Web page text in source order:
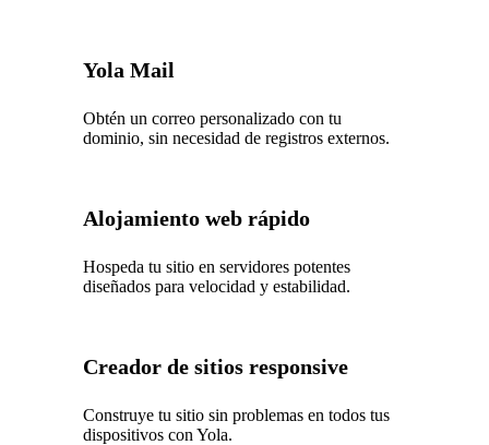
Yola Mail
Obtén un correo personalizado con tu
dominio, sin necesidad de registros externos.
Alojamiento web rápido
Hospeda tu sitio en servidores potentes
diseñados para velocidad y estabilidad.
Creador de sitios responsive
Construye tu sitio sin problemas en todos tus
dispositivos con Yola.